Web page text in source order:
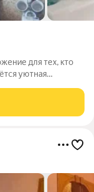
для тех, кто
уютная
специалистов